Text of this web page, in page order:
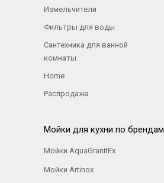
Измельчители
Фильтры для воды
Сантехника для ванной
комнаты
Home
Распродажа
Мойки для кухни по брендам
Мойки AquaGranitEx
Мойки Artinox